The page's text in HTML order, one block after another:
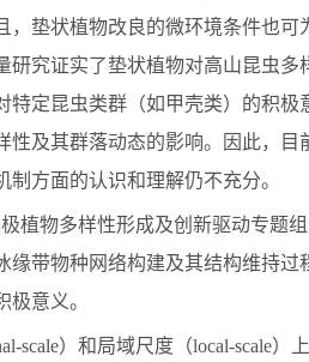
垫状植物改良的微环境条件也可
究证实了垫状植物对高山昆虫多
特定昆虫类群（如甲壳类）的积极
及其群落动态的影响。因此，目
方面的认识和理解仍不充分。
植物多样性形成及创新驱动专题
带物种网络构建及其结构维持过
极意义。
scale）和局域尺度（local-scale）